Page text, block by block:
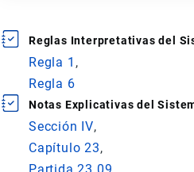
Reglas Interpretativas del
Regla 1
Regla 6
Notas Explicativas del
Sección IV
Capítulo 23
Partida 23.09